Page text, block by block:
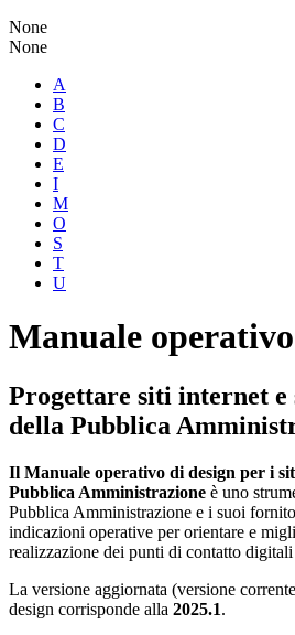
None
None
A
B
C
D
E
I
M
O
S
T
U
Manuale
Progettare siti internet
della Pubblica
Il Manuale operativo di design per i
Pubblica Amministrazione è uno
Pubblica Amministrazione e i suoi
indicazioni operative per orientare e
realizzazione dei punti di contatto
La versione aggiornata (versione
design corrisponde alla 2025.1.